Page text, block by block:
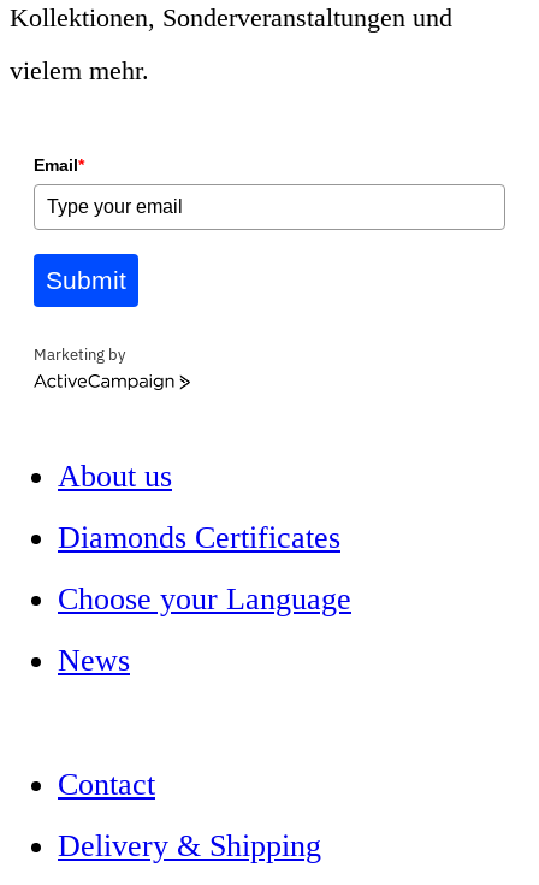
Kollektionen, Sonderveranstaltungen und
vielem mehr.
Email*
Submit
Marketing by
ActiveCampaign
About us
Diamonds Certificates
Choose your Language
News
Contact
Delivery & Shipping